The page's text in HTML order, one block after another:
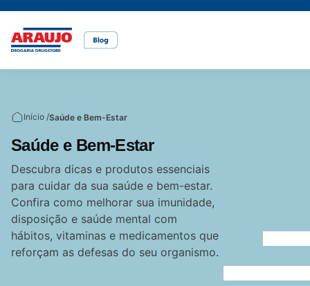
Cuidados com o pet
Rações
Cuidados com a pele
Cuidados com o cabelo
Dermocosméticos
Alimentação
Dicas de cuidados
Fraldas
Alimentação saudável
Bem-estar
Canetas para obesidade
Medicamentos
Acesse o site da Araujo
Início /Saúde e Bem-Estar
Saúde e Bem-Estar
Descubra dicas e produtos essenciais
para cuidar da sua saúde e bem-estar.
Confira como melhorar sua imunidade,
disposição e saúde mental com
hábitos, vitaminas e medicamentos que
reforçam as defesas do seu organismo.